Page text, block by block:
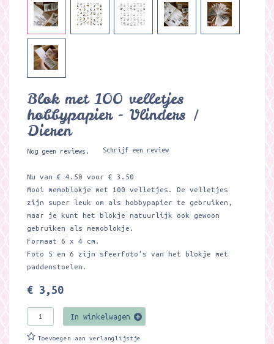
Blok met 100 velletjes
hobbypapier - Vlinders /
Dieren
Nog geen reviews. Schrijf een review
Nu van € 4.50 voor € 3.50
Mooi memoblokje met 100 velletjes. De velletjes
zijn super leuk om als hobbypapier te gebruiken,
maar je kunt het blokje natuurlijk ook gewoon
gebruiken als memoblokje.
Formaat 6 x 4 cm.
Foto 5 en 6 zijn sfeerfoto's van het blokje met
paddenstoelen.
€ 3,50
In winkelwagen
Toevoegen aan verlanglijstje